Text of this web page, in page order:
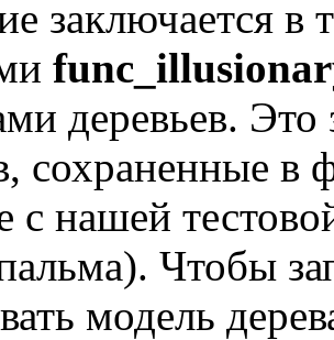
заключается в
деревьев.
сохраненные
с нашей
Чтобы
модель